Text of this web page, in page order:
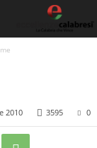
2010 3595 0